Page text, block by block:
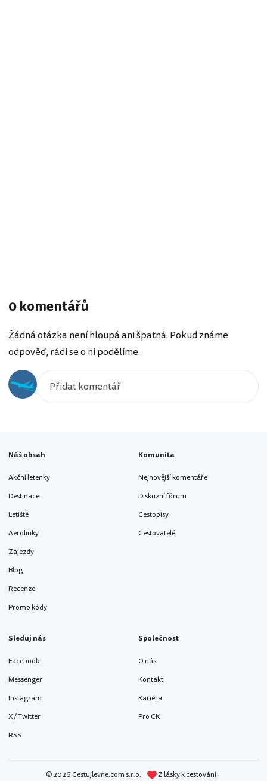
0 komentářů
Žádná otázka není hloupá ani špatná. Pokud známe
odpověď, rádi se o ni podělíme.
Náš obsah
Akční letenky
Destinace
Letiště
Aerolinky
Zájezdy
Blog
Recenze
Promo kódy
Komunita
Nejnovější komentáře
Diskuzní fórum
Cestopisy
Cestovatelé
Sleduj nás
Facebook
Messenger
Instagram
X / Twitter
RSS
Společnost
O nás
Kontakt
Kariéra
Pro CK
© 2026 Cestujlevne.com s.r.o. Z lásky k cestování